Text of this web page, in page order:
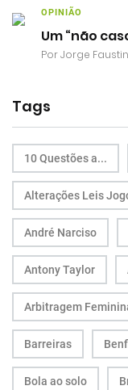
OPINIÃO
Um “não
PorJorge
Tags
10 Questões a...
Alterações Leis
André Narciso
Antony Taylor
Arbitragem
Barreiras
Bola ao solo